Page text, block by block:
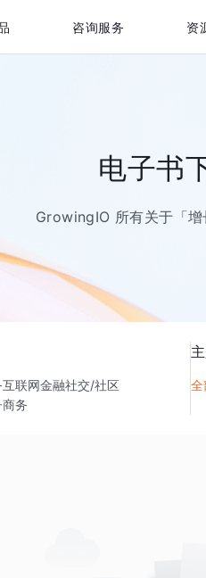
咨询服务 资
电子书
GrowingIO 所有关于「
互联网金融社交/社区
务
全